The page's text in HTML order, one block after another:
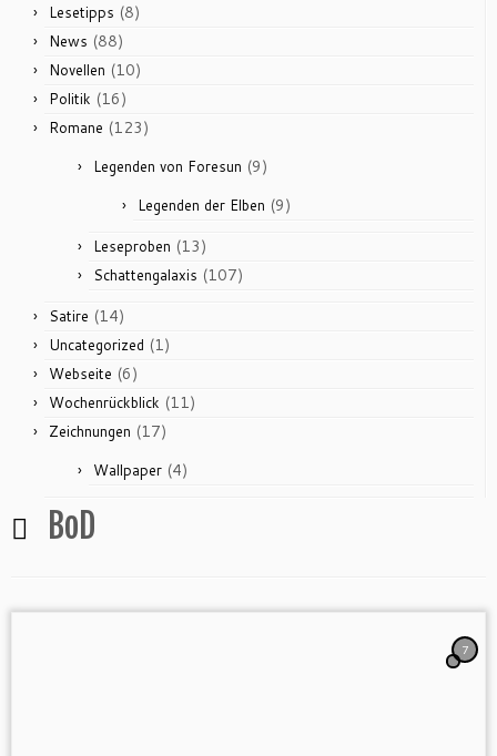
Lesetipps (8)
News (88)
Novellen (10)
Politik (16)
Romane (123)
Legenden von Foresun (9)
Legenden der Elben (9)
Leseproben (13)
Schattengalaxis (107)
Satire (14)
Uncategorized (1)
Webseite (6)
Wochenrückblick (11)
Zeichnungen (17)
Wallpaper (4)
BoD
7